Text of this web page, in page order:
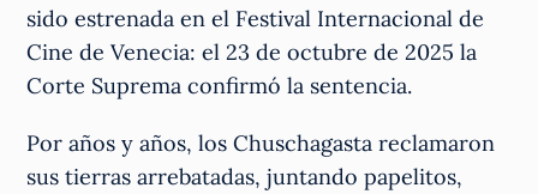
sido estrenada en el Festival Internacional de
Cine de Venecia: el 23 de octubre de 2025 la
Corte Suprema confirmó la sentencia.
Por años y años, los Chuschagasta reclamaron
sus tierras arrebatadas, juntando papelitos,